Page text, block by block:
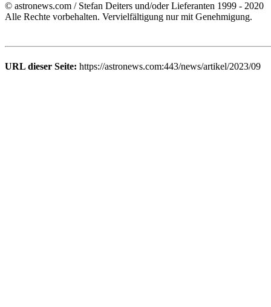
© astronews.com / Stefan Deiters und/oder Lieferanten 1999 - 2020
Alle Rechte vorbehalten. Vervielfältigung nur mit Genehmigung.
URL dieser Seite: https://astronews.com:443/news/artikel/2023/09